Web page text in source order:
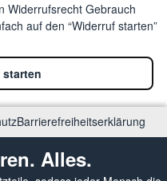
Widerrufsrecht Gebrauch
auf den “Widerruf starten”
Barrierefreiheitserklärung
Alles.